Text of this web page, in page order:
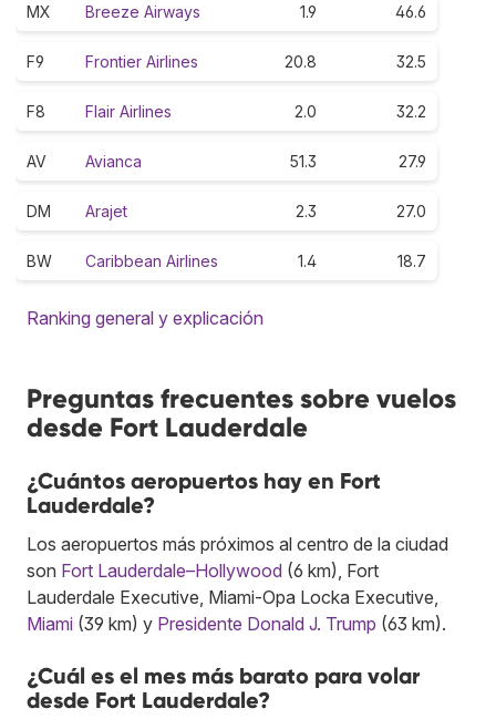
MX Breeze Airways 1.9 46.6
F9 Frontier Airlines 20.8 32.5
F8 Flair Airlines 2.0 32.2
AV Avianca 51.3 27.9
DM Arajet 2.3 27.0
BW Caribbean Airlines 1.4 18.7
Ranking general y explicación
Preguntas frecuentes sobre vuelos
desde Fort Lauderdale
¿Cuántos aeropuertos hay en Fort
Lauderdale?
Los aeropuertos más próximos al centro de la ciudad
son Fort Lauderdale–Hollywood (6 km), Fort
Lauderdale Executive, Miami-Opa Locka Executive,
Miami (39 km) y Presidente Donald J. Trump (63 km).
¿Cuál es el mes más barato para volar
desde Fort Lauderdale?